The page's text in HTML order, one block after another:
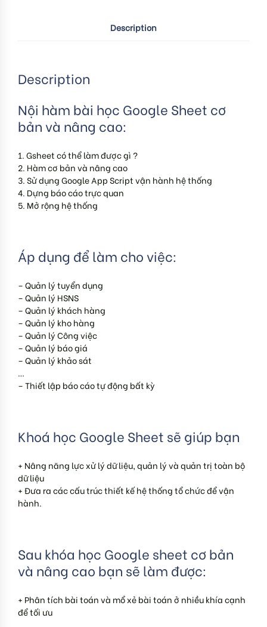
Description
Description
Nội hàm bài học Google Sheet cơ
bản và nâng cao:
1. Gsheet có thể làm được gì ?
2. Hàm cơ bản và nâng cao
3. Sử dụng Google App Script vận hành hệ thống
4. Dựng báo cáo trực quan
5. Mở rộng hệ thống
Áp dụng để làm cho việc:
– Quản lý tuyển dụng
– Quản lý HSNS
– Quản lý khách hàng
– Quản lý kho hàng
– Quản lý Công việc
– Quản lý báo giá
– Quản lý khảo sát
…
– Thiết lập báo cáo tự động bất kỳ
Khoá học Google Sheet sẽ giúp bạn
+ Nâng năng lực xử lý dữ liệu, quản lý và quản trị toàn bộ
dữ liệu
+ Đưa ra các cấu trúc thiết kế hệ thống tổ chức để vận
hành.
Sau khóa học Google sheet cơ bản
và nâng cao bạn sẽ làm được:
+ Phân tích bài toán và mổ xẻ bài toán ở nhiều khía cạnh
để tối ưu